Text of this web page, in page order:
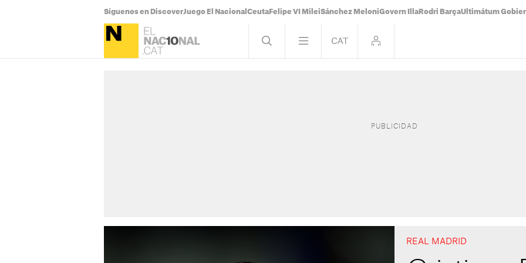
Síguenos en DiscoverJuego El Nacional Ceuta Felipe VI MileiSánchez MeloniGovern Illa Rodri BarçaUltimátum
REAL MADRID